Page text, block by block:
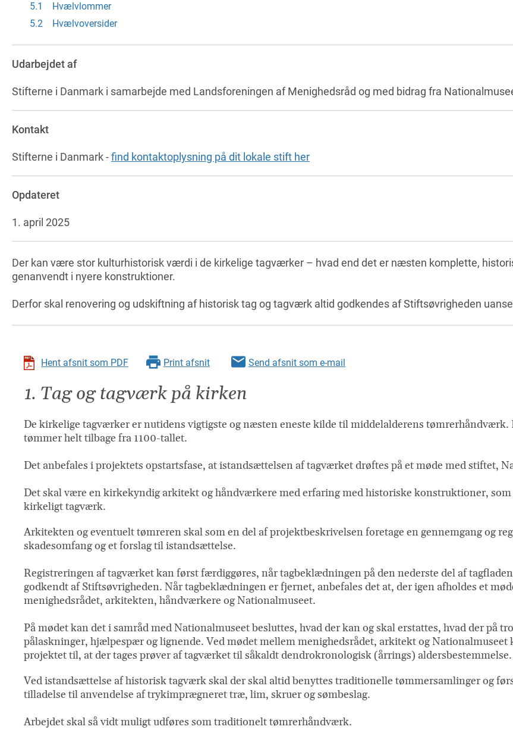
Der kan være stor kulturhistorisk værdi i de kirkelige tagværker – hvad end det er næsten komplette,
genanvendt i nyere konstruktioner.
Derfor skal renovering og udskiftning af historisk tag og tagværk altid godkendes af Stiftsøvrigheden
Hent afsnit som PDF Print afsnit Send afsnit som e-mail
1. Tag og tagværk på kirken
De kirkelige tagværker er nutidens vigtigste og næsten eneste kilde til middelalderens
tømmer helt tilbage fra 1100-tallet.
Det anbefales i projektets opstartsfase, at istandsættelsen af tagværket drøftes på et møde med stiftet,
Det skal være en kirkekyndig arkitekt og håndværkere med erfaring med historiske konstruktioner,
kirkeligt tagværk.
Arkitekten og eventuelt tømreren skal som en del af projektbeskrivelsen foretage en gennemgang og
skadesomfang og et forslag til istandsættelse.
Registreringen af tagværket kan først færdiggøres, når tagbeklædningen på den nederste del af
godkendt af Stiftsøvrigheden. Når tagbeklædningen er fjernet, anbefales det at, der igen afholdes et
menighedsrådet, arkitekten, håndværkere og Nationalmuseet.
På mødet kan det i samråd med Nationalmuseet besluttes, hvad der kan og skal erstattes, hvad der på
pålaskninger, hjælpespær og lignende. Ved mødet mellem menighedsrådet, arkitekt og
projektet til, at der tages prøver af tagværket til såkaldt dendrokronologisk (årrings) aldersbestemmelse.
Ved istandsættelse af historisk tagværk skal der skal altid benyttes traditionelle tømmersamlinger og
tilladelse til anvendelse af trykimprægneret træ, lim, skruer og sømbeslag.
Arbejdet skal så vidt muligt udføres som traditionelt tømrerhåndværk.
Hvælvlommer
Hvælvoversider
Udarbejdet af
Stifterne i Danmark i samarbejde med Landsforeningen af Menighedsråd og med bidrag fra
Kontakt
Stifterne i Danmark -find kontaktoplysning på dit lokale stift her
Opdateret
1. april 2025